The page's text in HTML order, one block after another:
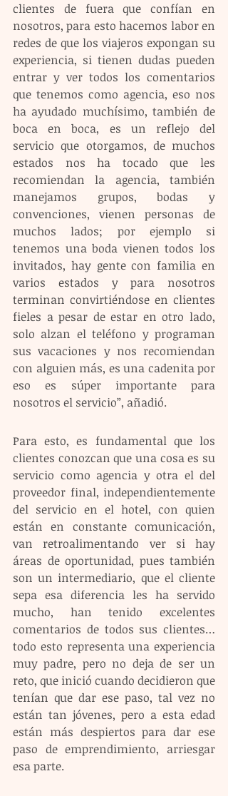
clientes de fuera que confían en
nosotros, para esto hacemos labor en
redes de que los viajeros expongan su
experiencia, si tienen dudas pueden
entrar y ver todos los comentarios
que tenemos como agencia, eso nos
ha ayudado muchísimo, también de
boca en boca, es un reflejo del
servicio que otorgamos, de muchos
estados nos ha tocado que les
recomiendan la agencia, también
manejamos grupos, bodas y
convenciones, vienen personas de
muchos lados; por ejemplo si
tenemos una boda vienen todos los
invitados, hay gente con familia en
varios estados y para nosotros
terminan convirtiéndose en clientes
fieles a pesar de estar en otro lado,
solo alzan el teléfono y programan
sus vacaciones y nos recomiendan
con alguien más, es una cadenita por
eso es súper importante para
nosotros el servicio”, añadió.
Para esto, es fundamental que los
clientes conozcan que una cosa es su
servicio como agencia y otra el del
proveedor final, independientemente
del servicio en el hotel, con quien
están en constante comunicación,
van retroalimentando ver si hay
áreas de oportunidad, pues también
son un intermediario, que el cliente
sepa esa diferencia les ha servido
mucho, han tenido excelentes
comentarios de todos sus clientes…
todo esto representa una experiencia
muy padre, pero no deja de ser un
reto, que inició cuando decidieron que
tenían que dar ese paso, tal vez no
están tan jóvenes, pero a esta edad
están más despiertos para dar ese
paso de emprendimiento, arriesgar
esa parte.